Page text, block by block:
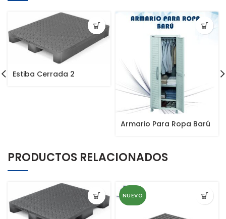
Estiba Cerrada 2
Armario Para Ropa Barú
PRODUCTOS RELACIONADOS
NUEVO